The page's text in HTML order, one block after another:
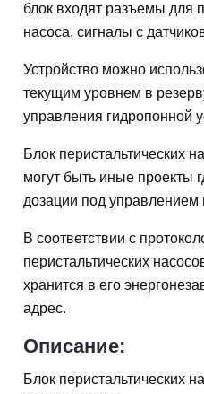
блок входят разъемы для
насоса, сигналы с
Устройство можно
текущим уровнем в
управления гидропонной
Блок перистальтическиx
могут быть иные проекты
дозации под
В соответствии с
перистальтическиx
хранится в его
адрес.
Описание:
Блок перистальтическиx